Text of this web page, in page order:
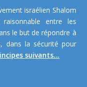
israélien Shalom
entre les
le but de répondre à
dans la sécurité pour
suivants...